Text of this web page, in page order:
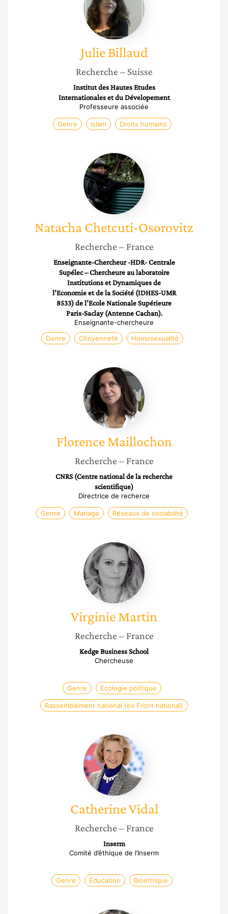
Julie Billaud
Recherche – Suisse
Institut des Hautes Etudes
Internationales et du Dévelopement
Professeure associée
Genre Islam Droits humains
Natacha
Chetcuti-
Osorovitz
NatachaChetcuti-Osorovitz
Recherche – France
Enseignante-Chercheur -HDR- Centrale
Supélec – Chercheure au laboratoire
Institutions et Dynamiques de
l’Economie et de la Société (IDHES-UMR
8533) de l’Ecole Nationale Supérieure
Paris-Saclay (Antenne Cachan).
Enseignante-chercheure
Genre
Citoyenneté Homosexualité
Florence
Maillochon
Florence Maillochon
Recherche – France
CNRS (Centre national de la recherche
scientifique)
Directrice de recherce
Genre Mariage Réseaux de sociabilité
Virginie
Martin
VirginieMartin
Recherche – France
Kedge Business School
Chercheuse
Genre Écologie politique
Rassemblement national (ex Front national)
Catherine
Vidal
CatherineVidal
Recherche – France
Inserm
Comité d’éthique de l’Inserm
Genre Éducation Bioéthique